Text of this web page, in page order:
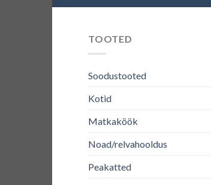
TOOTED
Soodustooted
Kotid
Matkaköök
Noad/relvahooldus
Peakatted